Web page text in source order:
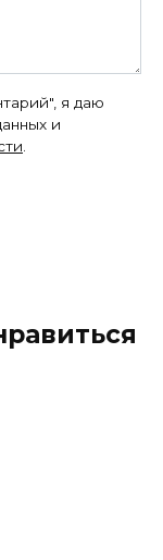
я даю
и